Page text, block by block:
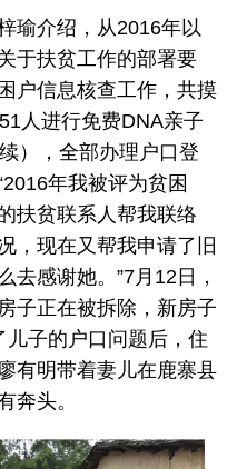
介绍，从2016年以
于扶贫工作的部署要
户信息核查工作，共摸
人进行免费DNA亲子
），全部办理户口登
年我被评为贫困
扶贫联系人帮我联络
，现在又帮我申请了旧
去感谢她。”7月12日，
子正在被拆除，新房子
子的户口问题后，住
有明带着妻儿在鹿寨县
奔头。